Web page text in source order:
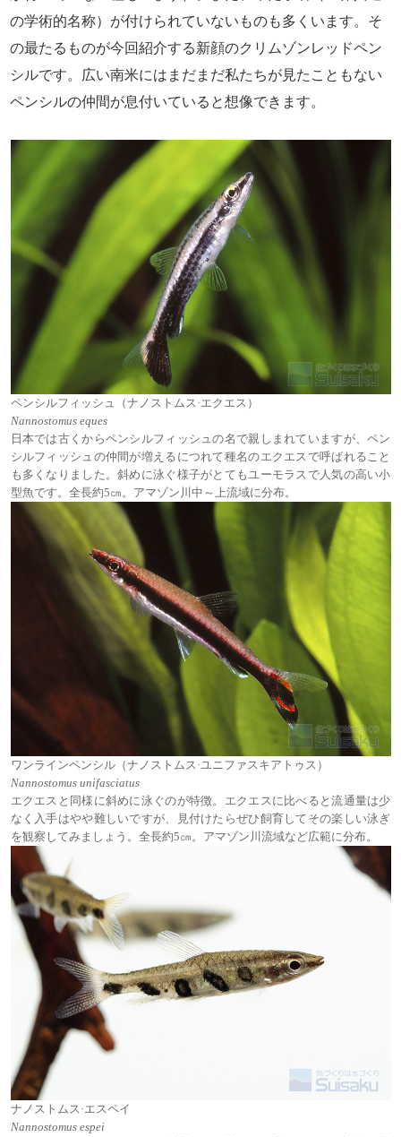
の学術的名称）が付けられていないものも多くいます。そ
の最たるものが今回紹介する新顔のクリムゾンレッドペン
シルです。広い南米にはまだまだ私たちが見たこともない
ペンシルの仲間が息付いていると想像できます。
ペンシルフィッシュ（ナノストムス·エクエス）
Nannostomus eques
日本では古くからペンシルフィッシュの名で親しまれていますが、ペン
シルフィッシュの仲間が増えるにつれて種名のエクエスで呼ばれること
も多くなりました。斜めに泳ぐ様子がとてもユーモラスで人気の高い小
型魚です。全長約5㎝。アマゾン川中～上流域に分布。
ワンラインペンシル（ナノストムス·ユニファスキアトゥス）
Nannostomus unifasciatus
エクエスと同様に斜めに泳ぐのが特徴。エクエスに比べると流通量は少
なく入手はやや難しいですが、見付けたらぜひ飼育してその楽しい泳ぎ
を観察してみましょう。全長約5㎝。アマゾン川流域など広範に分布。
ナノストムス·エスペイ
Nannostomus espei